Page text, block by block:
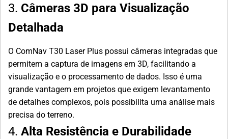
3. Câmeras 3D para Visualização
Detalhada
O ComNav T30 Laser Plus possui câmeras integradas que
permitem a captura de imagens em 3D, facilitando a
visualização e o processamento de dados. Isso é uma
grande vantagem em projetos que exigem levantamento
de detalhes complexos, pois possibilita uma análise mais
precisa do terreno.
4. Alta Resistência e Durabilidade